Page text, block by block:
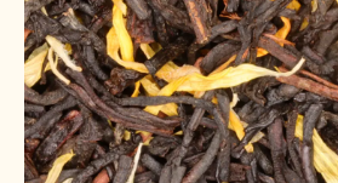
Image de marque
Lista de precios
Mijn Favorieten